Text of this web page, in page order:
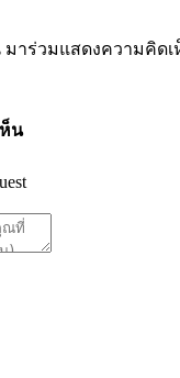
มาร่วมแสดงความคิด
น